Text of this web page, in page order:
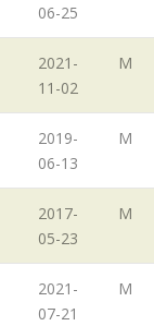
06-25
2021-
11-02
M
2019-
06-13
M
2017-
05-23
M
2021-
07-21
M